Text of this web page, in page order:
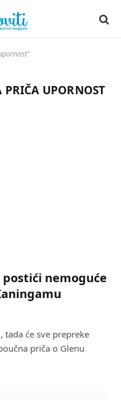
PRIČA UPORNOST
nemoguće
će sve prepreke
priča o Glenu